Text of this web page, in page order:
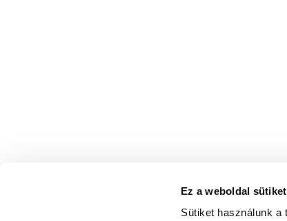
Ez a weboldal
Sütiket használunk a